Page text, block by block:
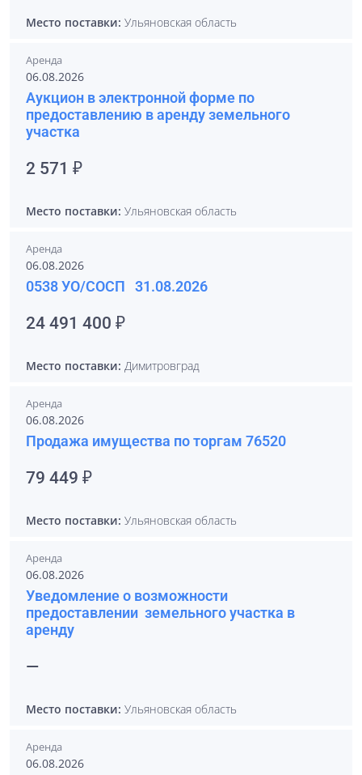
Место поставки: Ульяновская область
Аренда
06.08.2026
Аукцион в электронной форме по
предоставлению в аренду земельного
участка
2 571 ₽
Место поставки: Ульяновская область
Аренда
06.08.2026
0538 УО/СОСП 31.08.2026
24 491 400 ₽
Место поставки: Димитровград
Аренда
06.08.2026
Продажа имущества по торгам 76520
79 449 ₽
Место поставки: Ульяновская область
Аренда
06.08.2026
Уведомление о возможности
предоставлении земельного участка в
аренду
—
Место поставки: Ульяновская область
Аренда
06.08.2026